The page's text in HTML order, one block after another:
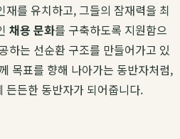
를 유치하고, 그들의 잠재력을 최
채용 문화를 구축하도록 지원함으
하는 선순환 구조를 만들어가고 있
목표를 향해 나아가는 동반자처럼,
든든한 동반자가 되어줍니다.